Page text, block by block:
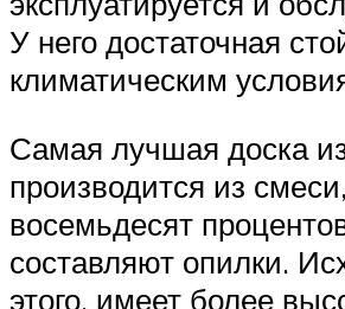
У него достаточная
климатическим
Самая лучшая доска
производится из смеси,
восемьдесят
составляют опилки.
этого, имеет более